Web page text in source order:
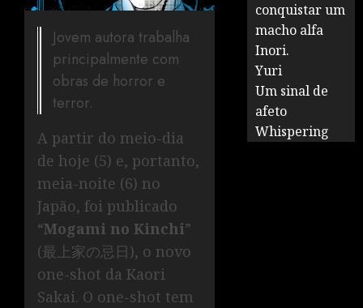
Jovem autora trabalha
principalmente com
obras de horror e
terror.
A partir do meio-dia
de hoje (5) e, portanto,
meia-noite (6) no
Japão, foi publicado
“Mogami no Kinchi”
(最上家の忌日), o novo
one-shot da Kaori
Sakai. O one-shot tem
conquistar um
macho alfa
Inori.
Yuri
Um sinal de
afeto
Whispering